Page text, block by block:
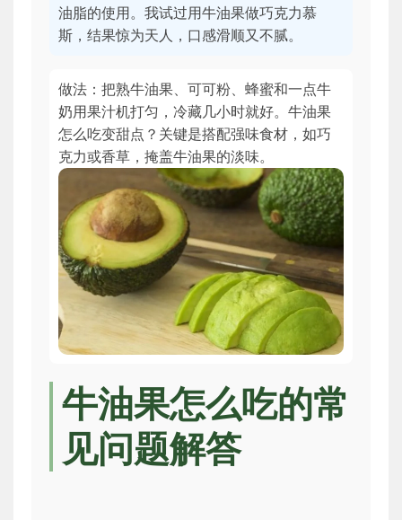
油脂的使用。我试过用牛油果做巧克力慕
斯，结果惊为天人，口感滑顺又不腻。
做法：把熟牛油果、可可粉、蜂蜜和一点牛
奶用果汁机打匀，冷藏几小时就好。牛油果
怎么吃变甜点？关键是搭配强味食材，如巧
克力或香草，掩盖牛油果的淡味。
牛油果怎么吃的常
见问题解答